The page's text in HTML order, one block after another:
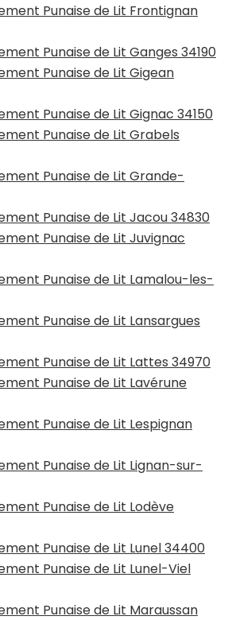
Punaise de Lit Frontignan
Punaise de Lit Ganges 34190
Punaise de Lit Gigean
Punaise de Lit Gignac 34150
Punaise de Lit Grabels
Punaise de Lit Grande-
Punaise de Lit Jacou 34830
Punaise de Lit Juvignac
Punaise de Lit Lamalou-les-
Punaise de Lit Lansargues
Punaise de Lit Lattes 34970
Punaise de Lit Lavérune
Punaise de Lit Lespignan
Punaise de Lit Lignan-sur-
Punaise de Lit Lodève
Punaise de Lit Lunel 34400
Punaise de Lit Lunel-Viel
Punaise de Lit Maraussan